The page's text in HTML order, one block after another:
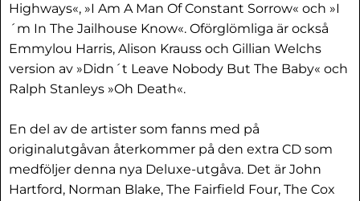
Highways«, »I Am A Man Of Constant Sorrow« och »I
´m In The Jailhouse Know«. Oförglömliga är också
Emmylou Harris, Alison Krauss och Gillian Welchs
version av »Didn´t Leave Nobody But The Baby« och
Ralph Stanleys »Oh Death«.
En del av de artister som fanns med på
originalutgåvan återkommer på den extra CD som
medföljer denna nya Deluxe-utgåva. Det är John
Hartford, Norman Blake, The Fairfield Four, The Cox